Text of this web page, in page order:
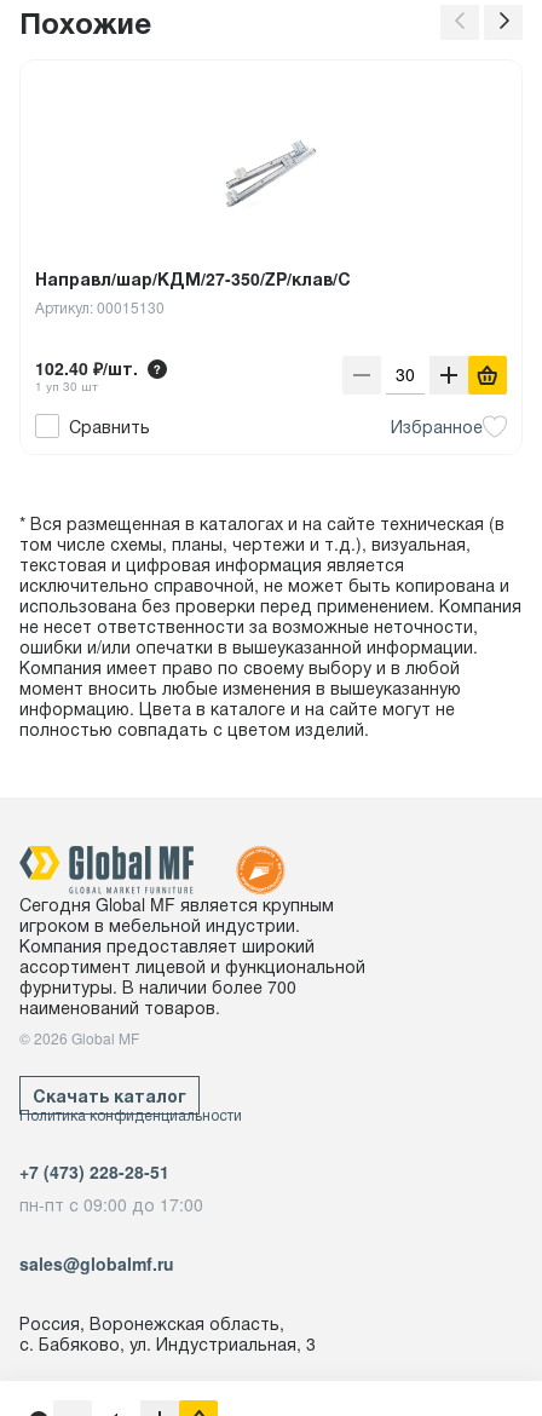
Похожие
Направл/шар/КДМ/27-350/ZP/клав/С
Артикул: 00015130
102.40 ₽/шт.
1 уп 30 шт
Сравнить Избранное
* Вся размещенная в каталогах и на сайте техническая (в
том числе схемы, планы, чертежи и т.д.), визуальная,
текстовая и цифровая информация является
исключительно справочной, не может быть копирована и
использована без проверки перед применением. Компания
не несет ответственности за возможные неточности,
ошибки и/или опечатки в вышеуказанной информации.
Компания имеет право по своему выбору и в любой
момент вносить любые изменения в вышеуказанную
информацию. Цвета в каталоге и на сайте могут не
полностью совпадать с цветом изделий.
Сегодня Global MF является крупным
игроком в мебельной индустрии.
Компания предоставляет широкий
ассортимент лицевой и функциональной
фурнитуры. В наличии более 700
наименований товаров.
© 2026 Global MF
Скачать каталог
Политика конфиденциальности
+7 (473) 228-28-51
пн-пт с 09:00 до 17:00
sales@globalmf.ru
Россия, Воронежская область,
с. Бабяково, ул. Индустриальная, 3